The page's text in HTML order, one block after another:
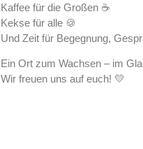
Kaffee für die Großen ☕
Kekse für alle 🍪
Und Zeit für Begegnung,
Ein Ort zum Wachsen – im
Wir freuen uns auf euch! 💛